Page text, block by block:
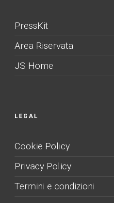
PressKit
Area Riservata
JS Home
LEGAL
Cookie Policy
Privacy Policy
Termini e condizioni